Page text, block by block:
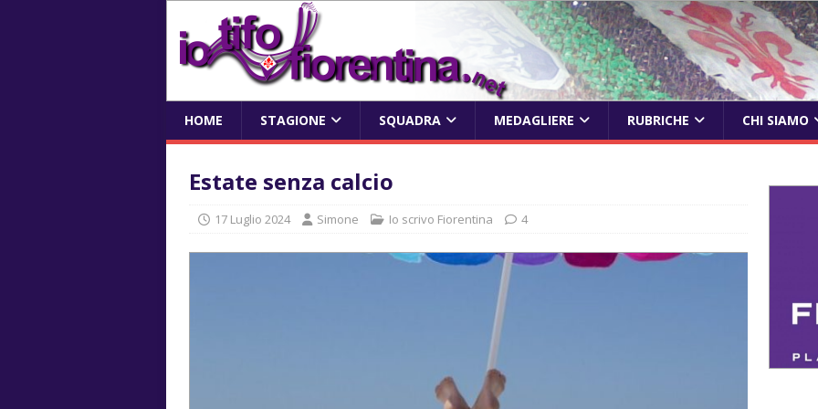
HOME STAGIONE SQUADRA MEDAGLIERE RUBRICHE CHI SIAMO
Estate senza calcio
17 Luglio 2024 Simone Io scrivo Fiorentina 4